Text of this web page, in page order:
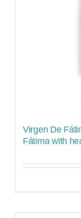
Virgen De
Fátima with